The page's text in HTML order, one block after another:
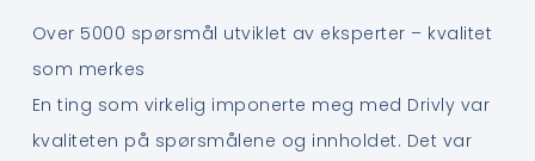
Over 5000 spørsmål utviklet av eksperter – kvalitet
som merkes
En ting som virkelig imponerte meg med Drivly var
kvaliteten på spørsmålene og innholdet. Det var